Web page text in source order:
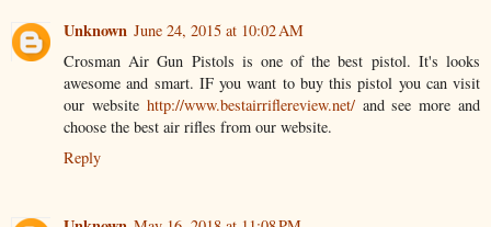
Unknown June 24, 2015 at 10:02 AM
Crosman Air Gun Pistols is one of the best pistol. It's looks
awesome and smart. IF you want to buy this pistol you can visit
our website http://www.bestairriflereview.net/ and see more and
choose the best air rifles from our website.
Reply